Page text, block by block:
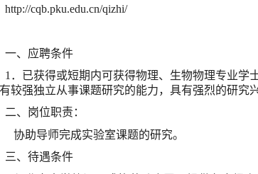
http://cqb.pku.edu.cn/qizhi/
一、应聘条件
1 ．已获得或短期内可获得物理、生物物理专业学
较强独立从事课题研究的能力，具有强烈的研究
二、岗位职责：
协助导师完成实验室课题的研究。
三、待遇条件